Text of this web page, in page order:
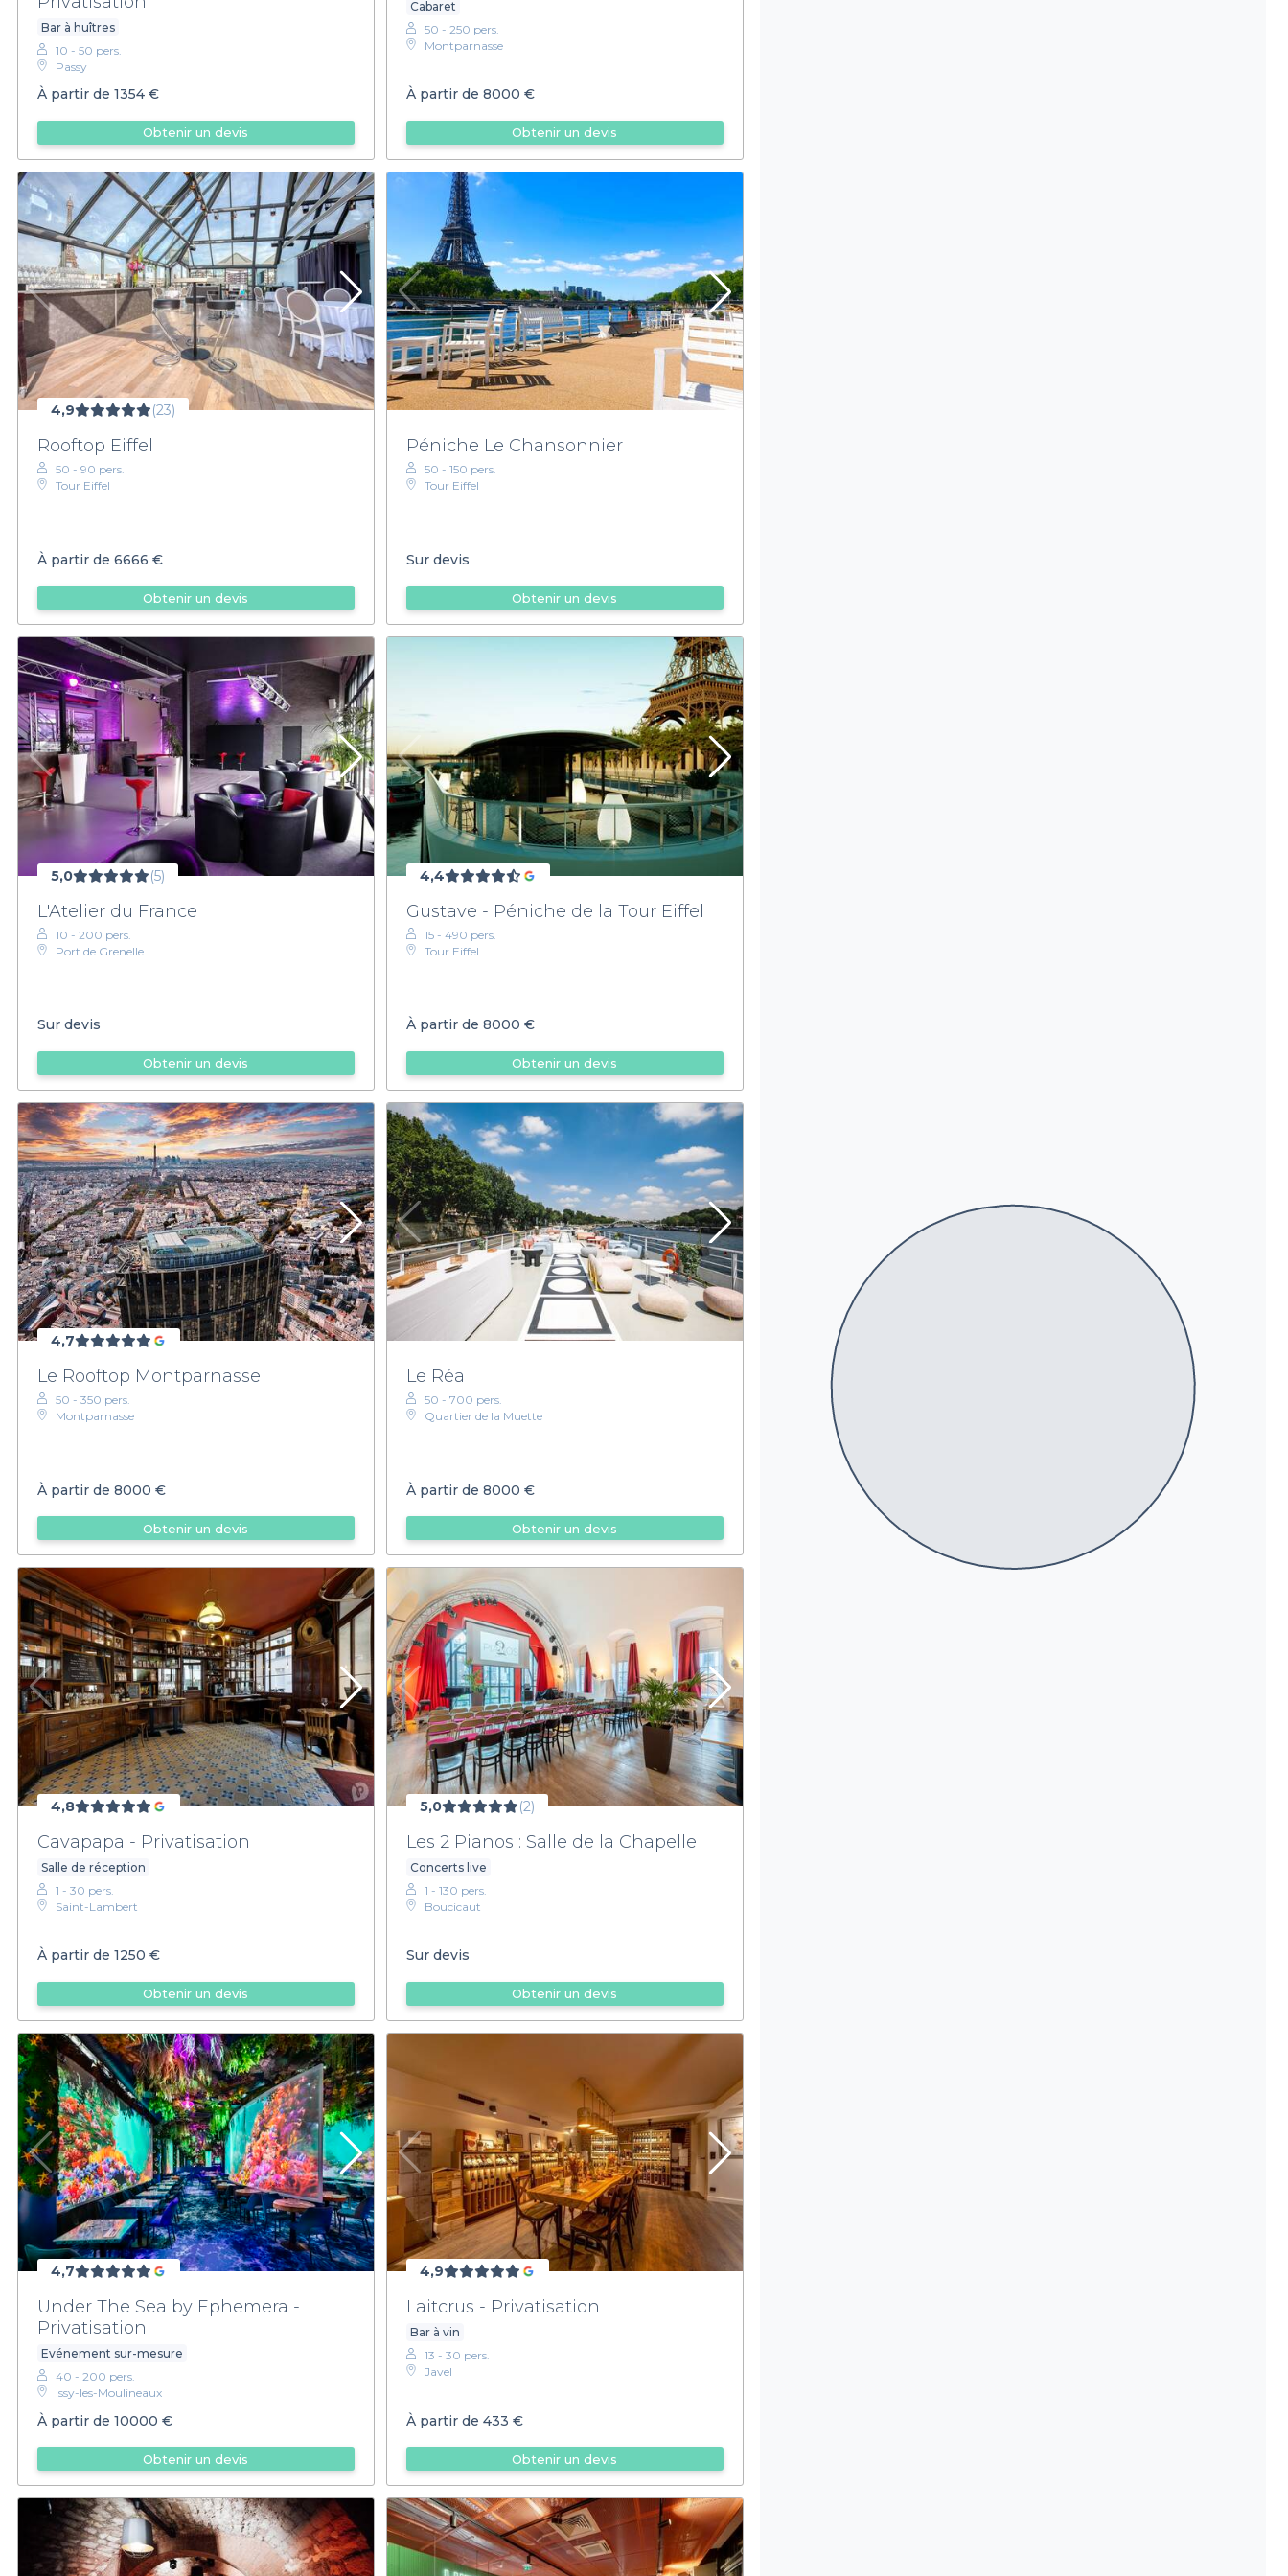
Bar à huîtres
10 - 50 pers.
Passy
À partir de 1354 €
Obtenir un devis
Cabaret
50 - 250 pers.
Montparnasse
À partir de 8000 €
Obtenir un devis
4,9 (23)
Rooftop Eiffel
50 - 90 pers.
Tour Eiffel
À partir de 6666 €
Obtenir un devis
Péniche Le Chansonnier
50 - 150 pers.
Tour Eiffel
Sur devis
Obtenir un devis
5,0 (5)
L'Atelier du France
10 - 200 pers.
Port de Grenelle
Sur devis
Obtenir un devis
4,4
Gustave - Péniche de la Tour Eiffel
15 - 490 pers.
Tour Eiffel
À partir de 8000 €
Obtenir un devis
4,7
Le Rooftop Montparnasse
50 - 350 pers.
Montparnasse
À partir de 8000 €
Obtenir un devis
Le Réa
50 - 700 pers.
Quartier de la Muette
À partir de 8000 €
Obtenir un devis
4,8
Cavapapa - Privatisation
Salle de réception
1 - 30 pers.
Saint-Lambert
À partir de 1250 €
Obtenir un devis
5,0 (2)
Les 2 Pianos : Salle de la Chapelle
Concerts live
1 - 130 pers.
Boucicaut
Sur devis
Obtenir un devis
4,7
Under The Sea by Ephemera -
Privatisation
Evénement sur-mesure
40 - 200 pers.
Issy-les-Moulineaux
À partir de 10000 €
Obtenir un devis
4,9
Laitcrus - Privatisation
Bar à vin
13 - 30 pers.
Javel
À partir de 433 €
Obtenir un devis